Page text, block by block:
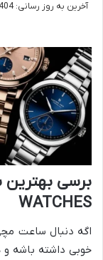
آخرین به روز رسانی: 31/04/1404
WATCHES
اگه دنبال ساعت
خوبی داشته باشه و